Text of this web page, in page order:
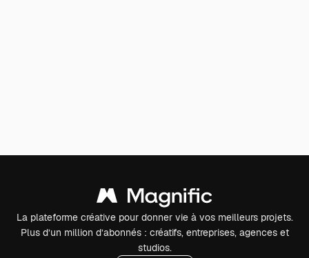
La plateforme créative pour donner vie à vos meilleurs projets.
Plus d’un million d’abonnés : créatifs, entreprises, agences et
studios.